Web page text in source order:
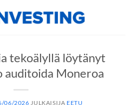
tekoälyllä löytänyt
auditoida Moneroa
06/2026 JULKAISIJA EETU